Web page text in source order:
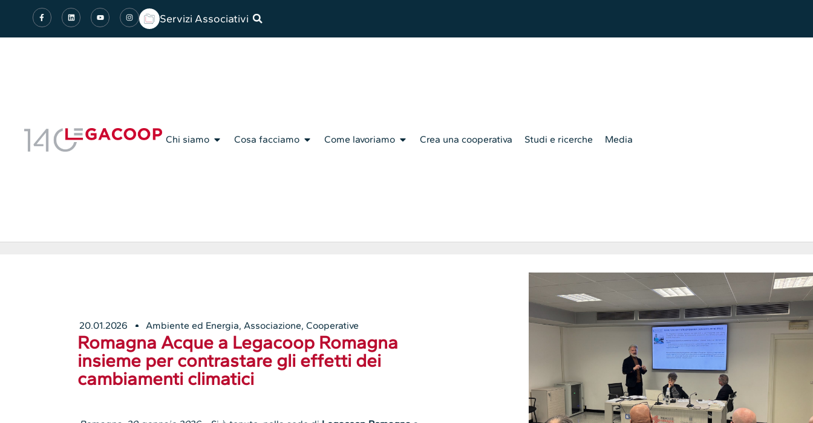
Servizi Associativi
Chi siamo Cosa facciamo Come lavoriamo Crea una cooperativa Studi e ricerche Media
20.01.2026 Ambiente ed Energia,Associazione,Cooperative
Romagna Acque a Legacoop Romagna
insieme per contrastare gli effetti dei
cambiamenti climatici